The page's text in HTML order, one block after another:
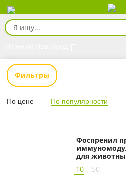
Фильтры
По цене По популярности
Фоспренил
для
10
50